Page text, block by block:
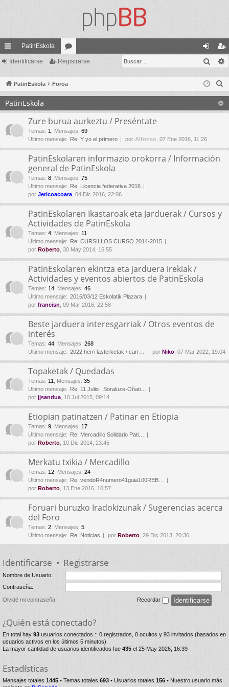
nl
ac
es
rá
PatinEskola
or
os
de
nti
fic
eg
ist
ra
rs
Identificarse Registrarse
PatinEskola Foroa
PatinEskola
Zure burua aurkeztu / Preséntate
Temas: 1 Mensajes: 69
Último mensaje: Re: Y yo el primero por Alfonso , 07 Ene 2016, 11:26
PatinEskolaren informazio orokorra / Información
general de PatinEskola
Temas: 8 Mensajes: 75
Último mensaje: Re: Licencia federativa 2016
por Jericoacoara , 04 Dic 2016, 22:06
PatinEskolaren Ikastaroak eta Jarduerak / Cursos y
Actividades de PatinEskola
Temas: 4 Mensajes: 11
Último mensaje: Re: CURSILLOS CURSO 2014-2015
por Roberto , 30 May 2014, 16:55
PatinEskolaren ekintza eta jarduera irekiak /
Actividades y eventos abiertos de PatinEskola
Temas: 14 Mensajes: 46
Último mensaje: 2016/03/12 Eskolatik Plazara
por francisn , 09 Mar 2016, 22:58
Beste jarduera interesgarriak / Otros eventos de
interés
Temas: 44 Mensajes: 268
Último mensaje: 2022 herri lasterketak / carr… por Niko , 07 Mar 2022, 19:04
Topaketak / Quedadas
Temas: 11 Mensajes: 35
Último mensaje: Re: 11 Julio . Soraluze-Oñati…
por jjsandua , 10 Jul 2015, 09:14
Etiopian patinatzen / Patinar en Etiopia
Temas: 9 Mensajes: 17
Último mensaje: Re: Mercadillo Solidario Pati…
por Roberto , 10 Dic 2014, 23:45
Merkatu txikia / Mercadillo
Temas: 12 Mensajes: 24
Último mensaje: Re: vendoR4numero41guia100REB…
por Roberto , 13 Ene 2016, 10:57
Foruari buruzko Iradokizunak / Sugerencias acerca
del Foro
Temas: 2 Mensajes: 5
Último mensaje: Re: Noticias por Roberto , 29 Dic 2013, 20:36
Identificarse • Registrarse
Nombre de Usuario:
Contraseña:
Olvidé mi contraseña Recordar
¿Quién está conectado?
En total hay 93 usuarios conectados :: 0 registrados, 0 ocultos y 93 invitados (basados en
usuarios activos en los últimos 5 minutos)
La mayor cantidad de usuarios identificados fue 435 el 25 May 2026, 16:39
Estadísticas
Mensajes totales 1445 • Temas totales 693 • Usuarios totales 156 • Nuestro usuario más